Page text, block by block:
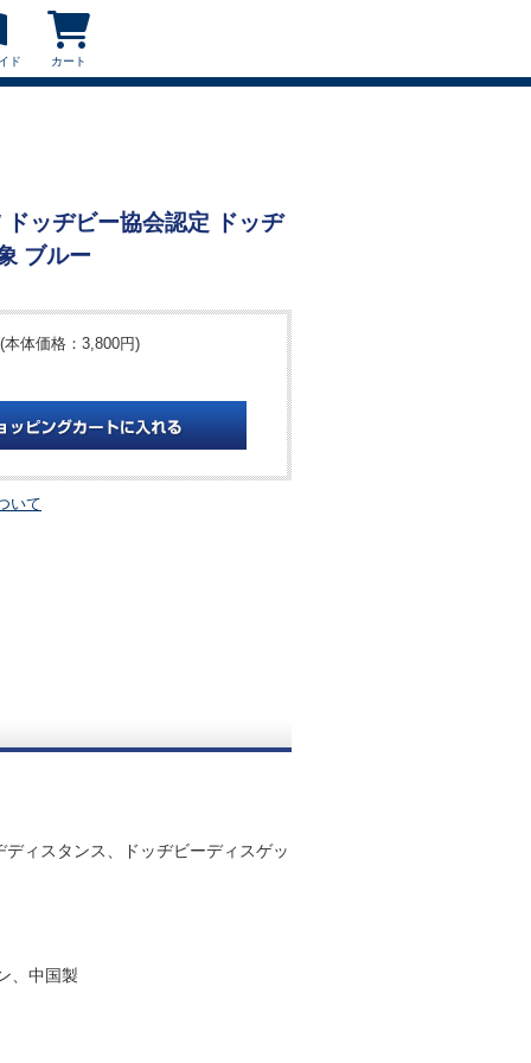
ド カート
ッヂビー協会認定 ドッヂ
ブルー
(本体価格：3,800円)
いて
ィスタンス、ドッヂビーディスゲッ
、中国製